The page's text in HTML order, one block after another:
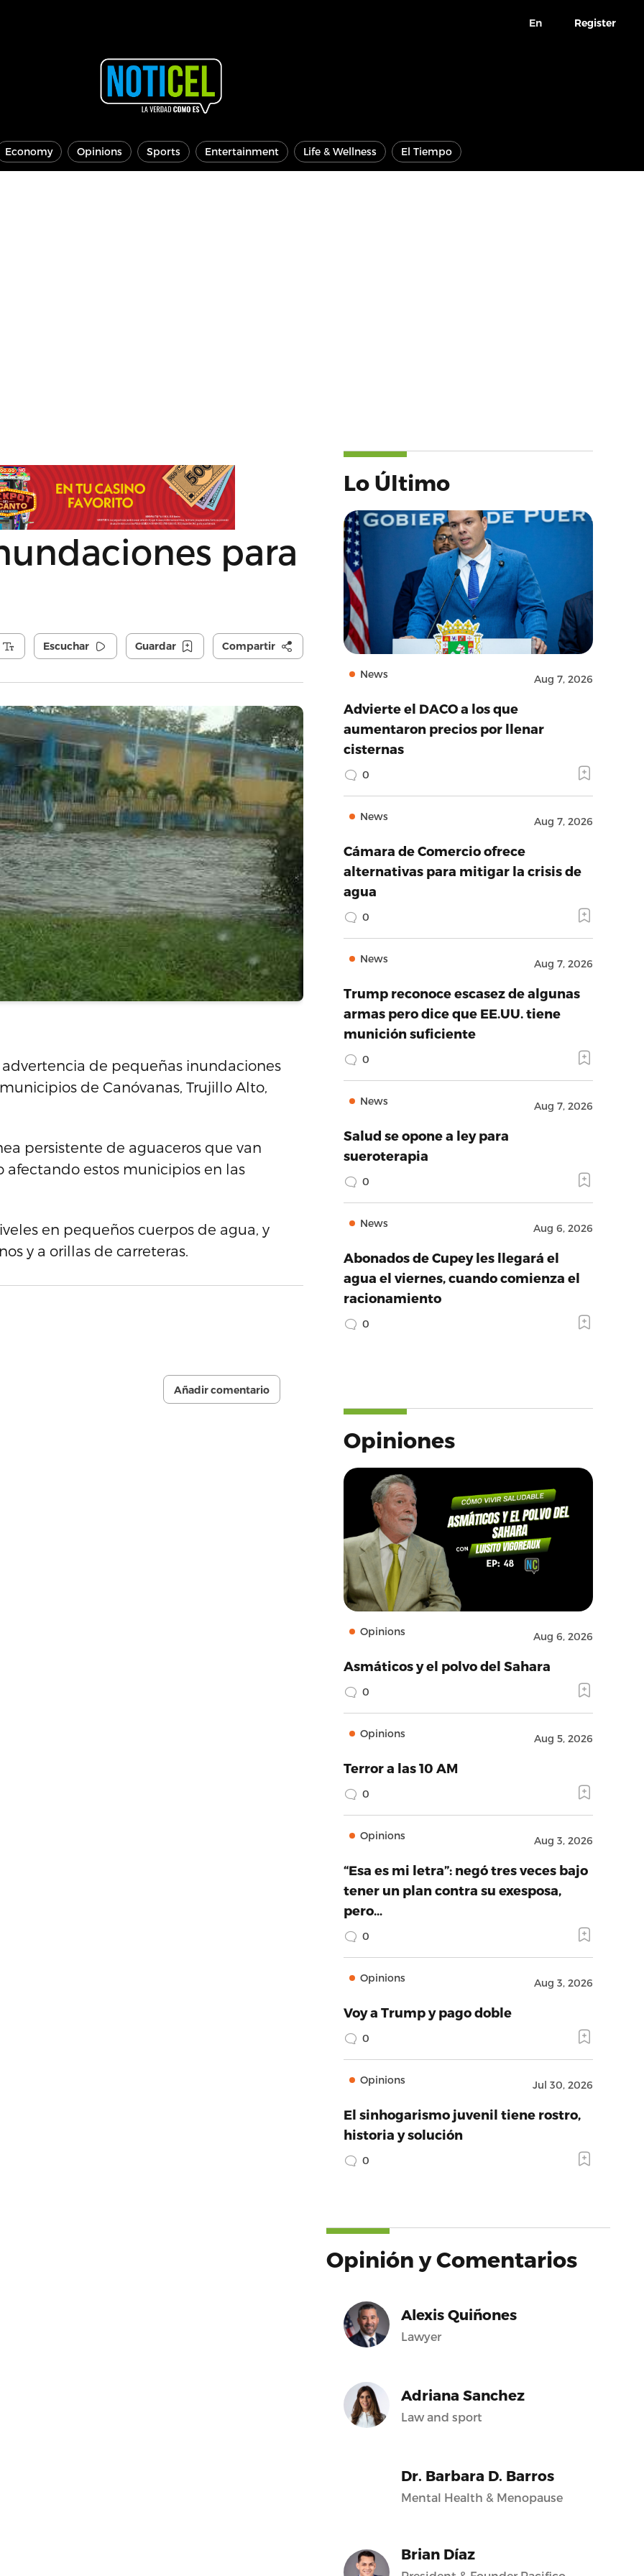
En Register
Economy Opinions Sports Entertainment Life & Wellness El Tiempo
para
Escuchar Guardar Compartir
de pequeñas inundaciones
de Canóvanas, Trujillo Alto,
persistente de aguaceros que van
estos municipios en las
en pequeños cuerpos de agua, y
y a orillas de carreteras.
Añadir comentario
Lo Último
News Aug 7, 2026
Advierte el DACO a los que
aumentaron precios por llenar
cisternas
0
News Aug 7, 2026
Cámara de Comercio ofrece
alternativas para mitigar la crisis de
agua
0
News Aug 7, 2026
Trump reconoce escasez de algunas
armas pero dice que EE.UU. tiene
munición suficiente
0
News Aug 7, 2026
Salud se opone a ley para
sueroterapia
0
News Aug 6, 2026
Abonados de Cupey les llegará el
agua el viernes, cuando comienza el
racionamiento
0
Opiniones
Opinions Aug 6, 2026
Asmáticos y el polvo del Sahara
0
Opinions Aug 5, 2026
Terror a las 10 AM
0
Opinions Aug 3, 2026
“Esa es mi letra”: negó tres veces bajo
tener un plan contra su exesposa,
pero…
0
Opinions Aug 3, 2026
Voy a Trump y pago doble
0
Opinions Jul 30, 2026
El sinhogarismo juvenil tiene rostro,
historia y solución
0
Opinión y Comentarios
Alexis Quiñones
Lawyer
Adriana Sanchez
Law and sport
Dr. Barbara D. Barros
Mental Health & Menopause
Brian Díaz